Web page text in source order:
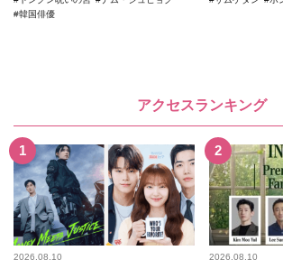
韓国俳優
アクセスランキング
2026.08.10 2026.08.10